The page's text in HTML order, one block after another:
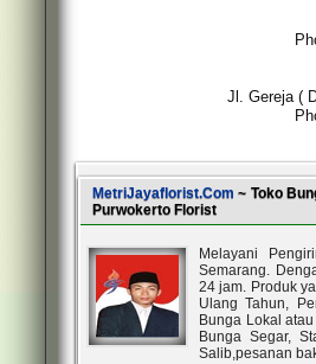
Jl. Gereja (
MetriJayaflorist.Com ~ Toko
Purwokerto Florist
Melayani
Semarang.
24 jam. Produk
Ulang Tahun,
Bunga Lokal
Bunga Segar,
Salib,pesanan